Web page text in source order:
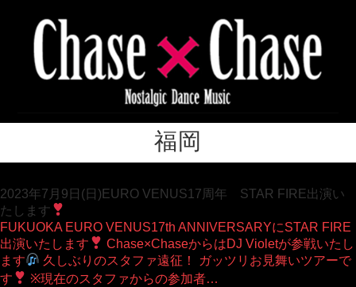
福岡
2023年7月9日(日)EURO VENUS17周年 STAR FIRE出演い
たします
FUKUOKA EURO VENUS17th ANNIVERSARYにSTAR FIRE
出演いたします
Chase×ChaseからはDJ Violetが参戦いたし
ます
久しぶりのスタファ遠征！ ガッツリお見舞いツアーで
す
※現在のスタファからの参加者…